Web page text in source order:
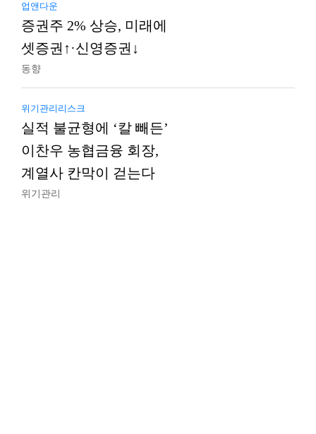
업앤다운
증권주 2% 상승, 미래에
셋증권↑·신영증권↓
동향
위기관리리스크
실적 불균형에 ‘칼 빼든’
이찬우 농협금융 회장,
계열사 칸막이 걷는다
위기관리